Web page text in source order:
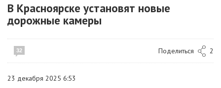
В Красноярске установят новые
дорожные камеры
32 Поделиться 2
23 декабря 2025 6:53